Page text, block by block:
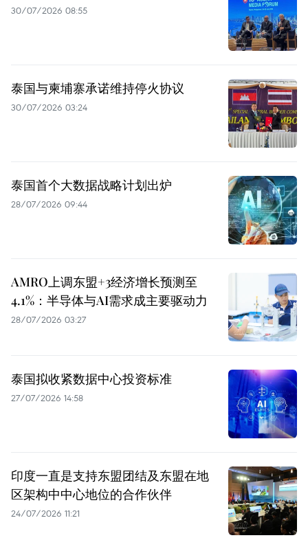
30/07/2026 08:55
泰国与柬埔寨承诺维持停火协议
30/07/2026 03:24
泰国首个大数据战略计划出炉
28/07/2026 09:44
AMRO上调东盟+3经济增长预测至
4.1%：半导体与AI需求成主要驱动力
28/07/2026 03:27
泰国拟收紧数据中心投资标准
27/07/2026 14:58
印度一直是支持东盟团结及东盟在地
区架构中中心地位的合作伙伴
24/07/2026 11:21